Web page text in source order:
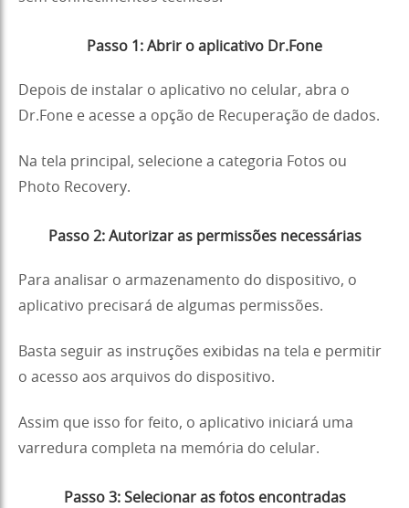
Passo 1: Abrir o aplicativo Dr.Fone
Depois de instalar o aplicativo no celular, abra o
Dr.Fone e acesse a opção de Recuperação de dados.
Na tela principal, selecione a categoria Fotos ou
Photo Recovery.
Passo 2: Autorizar as permissões necessárias
Para analisar o armazenamento do dispositivo, o
aplicativo precisará de algumas permissões.
Basta seguir as instruções exibidas na tela e permitir
o acesso aos arquivos do dispositivo.
Assim que isso for feito, o aplicativo iniciará uma
varredura completa na memória do celular.
Passo 3: Selecionar as fotos encontradas